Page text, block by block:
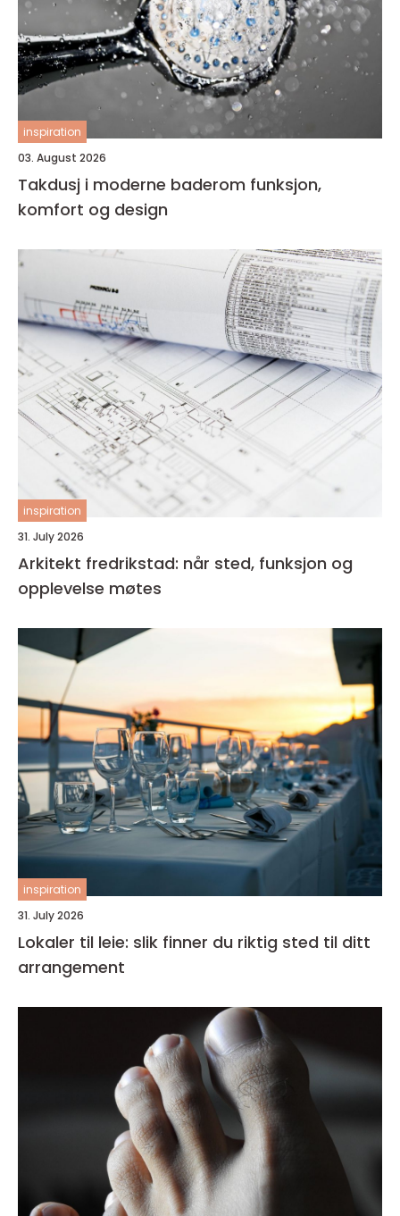
inspiration
03. August 2026
Takdusj i moderne baderom funksjon,
komfort og design
inspiration
31. July 2026
Arkitekt fredrikstad: når sted, funksjon og
opplevelse møtes
inspiration
31. July 2026
Lokaler til leie: slik finner du riktig sted til ditt
arrangement